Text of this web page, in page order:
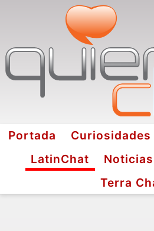
Portada Curiosidades
LatinChat
Noticias
Terra